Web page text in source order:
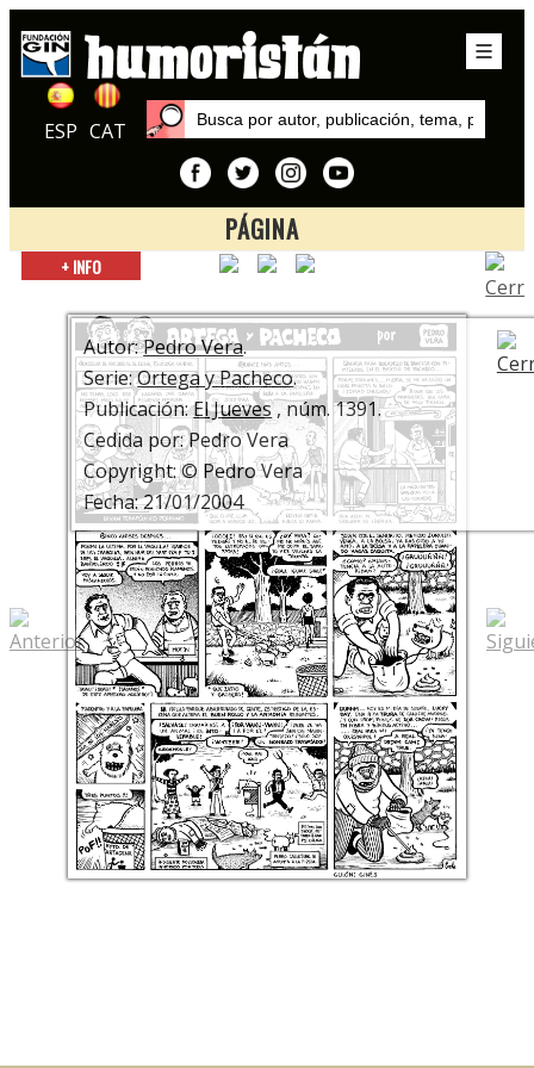
ESP CAT
PÁGINA
Inicio
Ortega y Pacheco
+ INFO
Autor:Pedro Vera.
Serie:Ortega y Pacheco.
Publicación:El Jueves, núm. 1391.
Cedida por: Pedro Vera
Copyright: © Pedro Vera
Fecha: 21/01/2004